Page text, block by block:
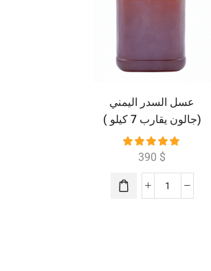
عسل السدر اليمني
(جالون يقارب 7 كيلو )
390 $